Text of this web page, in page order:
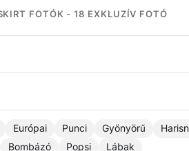
FOTÓK - 18 EXKLUZÍV FOTÓ
Európai Punci Gyönyörű
Bombázó Popsi Lábak